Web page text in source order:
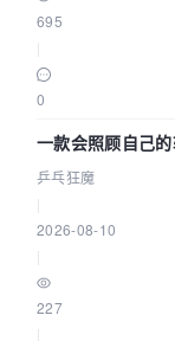
695
0
一款会照顾自己
乒乓狂魔
2026-08-10
227